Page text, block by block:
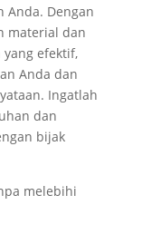
Anda. Dengan
material dan
efektif,
Anda dan
Ingatlah
dan
bijak
melebihi